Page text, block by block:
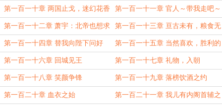
得丢
第一百一十章 两国止戈，迷幻花香 第一百一十一章 官人～带我走吧～
第一百一十二章 萧宇：北帝也想求
长生？
第一百一十三章 亘古未有，粮食无
罪
第一百一十四章 替我向陛下问好 第一百一十五章 当然喜欢，胜利的
意义
第一百一十六章 回城见王 第一百一十七章 礼物，入朝
第一百一十八章 笑颜争锋 第一百一十九章 落榜饮酒之约
第一百二十章 血衣之始 第一百二十一章 我儿有内阁首辅之